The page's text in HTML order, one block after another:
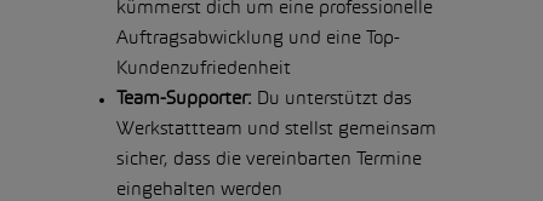
kümmerst dich um eine professionelle
Auftragsabwicklung und eine Top-
Kundenzufriedenheit
Team-Supporter:
Du unterstützt das
Werkstattteam und stellst gemeinsam
sicher, dass die vereinbarten Termine
eingehalten werden